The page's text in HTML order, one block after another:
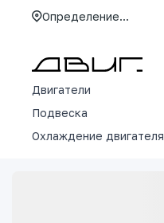
Определение...
Двигатели
Подвеска
Охлаждение двигателя